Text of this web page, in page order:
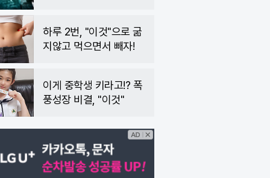
하루 2번, "이것"으로 굶
지않고 먹으면서 빼자!
이게 중학생 키라고!? 폭
풍성장 비결, "이것"